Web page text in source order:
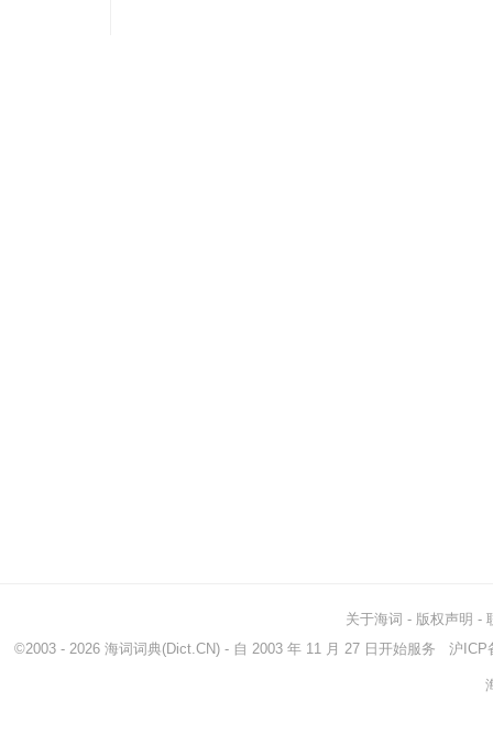
关于海词 - 版权声明 -
©2003 - 2026 海词词典(Dict.CN) - 自 2003 年 11 月 27 日开始服务 沪ICP